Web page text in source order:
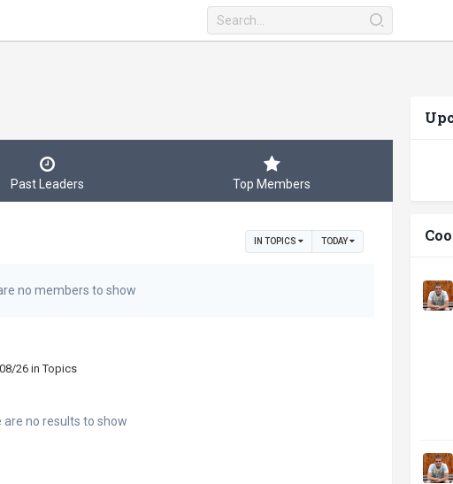
Past Leaders Top Members
IN TOPICS TODAY
no members to show
26 in Topics
are no results to show